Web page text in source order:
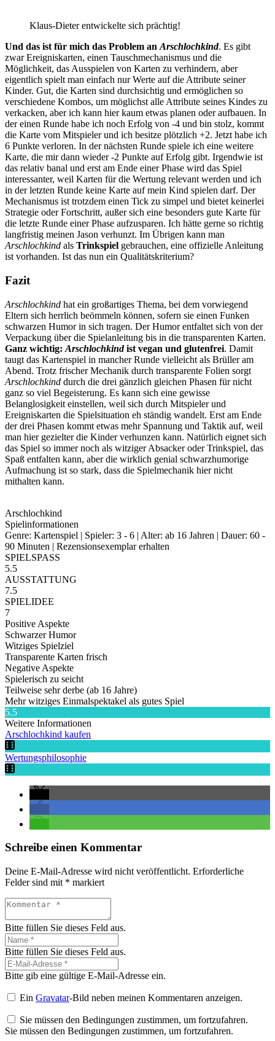
Klaus-Dieter entwickelte sich prächtig!
Und das ist für mich das Problem an Arschlochkind. Es gibt
zwar Ereigniskarten, einen Tauschmechanismus und die
Möglichkeit, das Ausspielen von Karten zu verhindern, aber
eigentlich spielt man einfach nur Werte auf die Attribute seiner
Kinder. Gut, die Karten sind durchsichtig und ermöglichen so
verschiedene Kombos, um möglichst alle Attribute seines Kindes zu
verkacken, aber ich kann hier kaum etwas planen oder aufbauen. In
der einen Runde habe ich noch Erfolg von -4 und bin stolz, kommt
die Karte vom Mitspieler und ich besitze plötzlich +2. Jetzt habe ich
6 Punkte verloren. In der nächsten Runde spiele ich eine weitere
Karte, die mir dann wieder -2 Punkte auf Erfolg gibt. Irgendwie ist
das relativ banal und erst am Ende einer Phase wird das Spiel
interessanter, weil Karten für die Wertung relevant werden und ich
in der letzten Runde keine Karte auf mein Kind spielen darf. Der
Mechanismus ist trotzdem einen Tick zu simpel und bietet keinerlei
Strategie oder Fortschritt, außer sich eine besonders gute Karte für
die letzte Runde einer Phase aufzusparen. Ich hätte gerne so richtig
langfristig meinen Jason verhunzt. Im Übrigen kann man
Arschlochkind als Trinkspiel gebrauchen, eine offizielle Anleitung
ist vorhanden. Ist das nun ein Qualitätskriterium?
Fazit
Arschlochkind hat ein großartiges Thema, bei dem vorwiegend
Eltern sich herrlich beömmeln können, sofern sie einen Funken
schwarzen Humor in sich tragen. Der Humor entfaltet sich von der
Verpackung über die Spielanleitung bis in die transparenten Karten.
Ganz wichtig: Arschlochkindist vegan und glutenfrei. Damit
taugt das Kartenspiel in mancher Runde vielleicht als Brüller am
Abend. Trotz frischer Mechanik durch transparente Folien sorgt
Arschlochkind durch die drei gänzlich gleichen Phasen für nicht
ganz so viel Begeisterung. Es kann sich eine gewisse
Belanglosigkeit einstellen, weil sich durch Mitspieler und
Ereigniskarten die Spielsituation eh ständig wandelt. Erst am Ende
der drei Phasen kommt etwas mehr Spannung und Taktik auf, weil
man hier gezielter die Kinder verhunzen kann. Natürlich eignet sich
das Spiel so immer noch als witziger Absacker oder Trinkspiel, das
Spaß entfalten kann, aber die wirklich genial schwarzhumorige
Aufmachung ist so stark, dass die Spielmechanik hier nicht
mithalten kann.
Arschlochkind
Spielinformationen
Genre: Kartenspiel | Spieler: 3 - 6 | Alter: ab 16 Jahren | Dauer: 60 -
90 Minuten | Rezensionsexemplar erhalten
SPIELSPASS
5.5
AUSSTATTUNG
7.5
SPIELIDEE
7
Positive Aspekte
Schwarzer Humor
Witziges Spielziel
Transparente Karten frisch
Negative Aspekte
Spielerisch zu seicht
Teilweise sehr derbe (ab 16 Jahre)
Mehr witziges Einmalspektakel als gutes Spiel
5.5
Weitere Informationen
Arschlochkind kaufen
Wertungsphilosophie
Schreibe einen Kommentar
Deine E-Mail-Adresse wird nicht veröffentlicht. Erforderliche
Felder sind mit * markiert
Bitte füllen Sie dieses Feld aus.
Bitte füllen Sie dieses Feld aus.
Bitte gib eine gültige E-Mail-Adresse ein.
EinGravatar-Bild neben meinen Kommentaren anzeigen.
Sie müssen den Bedingungen zustimmen, um fortzufahren.
Sie müssen den Bedingungen zustimmen, um fortzufahren.